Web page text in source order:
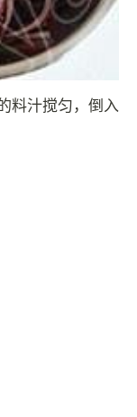
料汁搅匀，倒入